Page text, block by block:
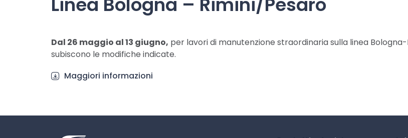
Dal 26 maggio al 13 giugno, per lavori di manutenzione straordinaria sulla linea
subiscono le modifiche indicate.
Maggiori informazioni